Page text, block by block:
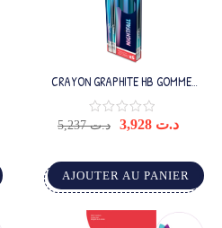
CRAYON GRAPHITE HB GOMME
NIGHTFALL X6
د.ت5,237 د.ت
AJOUTER AU PANIER